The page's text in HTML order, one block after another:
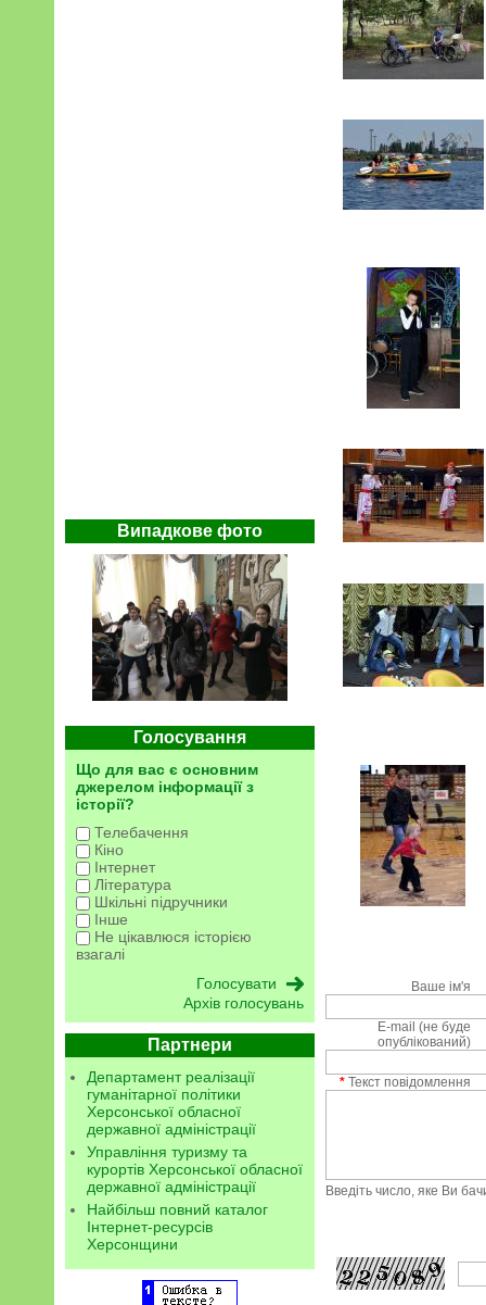
Випадкове фото
Голосування
Що для вас є основним
джерелом інформації з
історії?
Телебачення
Кіно
Інтернет
Література
Шкільні підручники
Інше
Не цікавлюся історією
взагалі
Архів голосувань
Партнери
Департамент реалізації
гуманітарної політики
Херсонської обласної
державної адміністрації
Управління туризму та
курортів Херсонської обласної
державної адміністрації
Найбільш повний каталог
Інтернет-ресурсів
Херсонщини
Ваше ім'я
E-mail (не буде
опублікований)
* Текст повідомлення
Введіть число, яке Ви